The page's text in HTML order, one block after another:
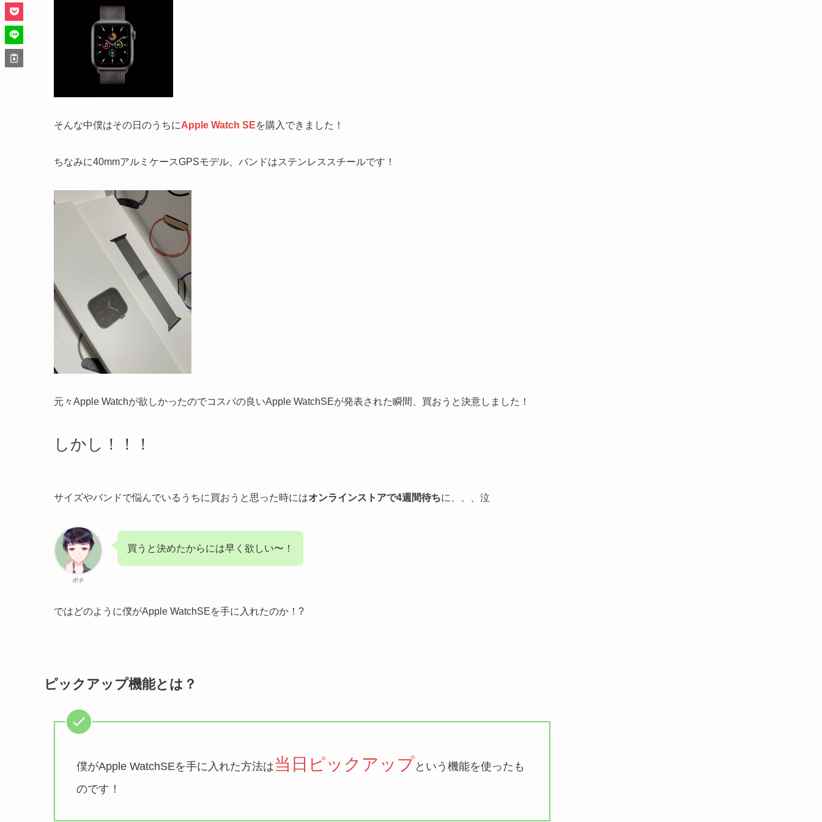
そんな中僕はその日のうちにApple Watch SEを購入できました！
ちなみに40mmアルミケースGPSモデル、バンドはステンレススチールです！
元々Apple Watchが欲しかったのでコスパの良いApple WatchSEが発表された瞬間、買おうと決意しました！
しかし！！！
サイズやバンドで悩んでいるうちに買おうと思った時にはオンラインストアで4週間待ちに、、、泣
ポチ
買うと決めたからには早く欲しい〜！
ではどのように僕がApple WatchSEを手に入れたのか！?
ピックアップ機能とは？
僕がApple WatchSEを手に入れた方法は当日ピックアップという機能を使ったも
のです！